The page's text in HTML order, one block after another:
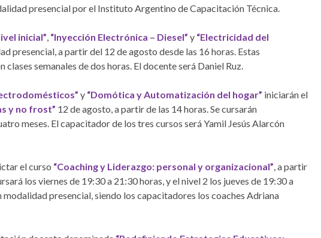
presencial por el Instituto Argentino de Capacitación Técnica.
inicial” “Inyección Electrónica – Diesel” y “Electricidad del
presencial, a partir del 12 de agosto desde las 16 horas. Estas
semanales de dos horas. El docente será Daniel Ruz.
y “Domótica y Automatización del hogar” iniciarán el
y no frost” 12 de agosto, a partir de las 14 horas. Se cursarán
meses. El capacitador de los tres cursos será Yamil Jesús Alarcón
el curso “Coaching y Liderazgo: personal y organizacional” , a partir
los viernes de 19:30 a 21:30 horas, y el nivel 2 los jueves de 19:30 a
modalidad presencial, siendo los capacitadores los coaches Adriana